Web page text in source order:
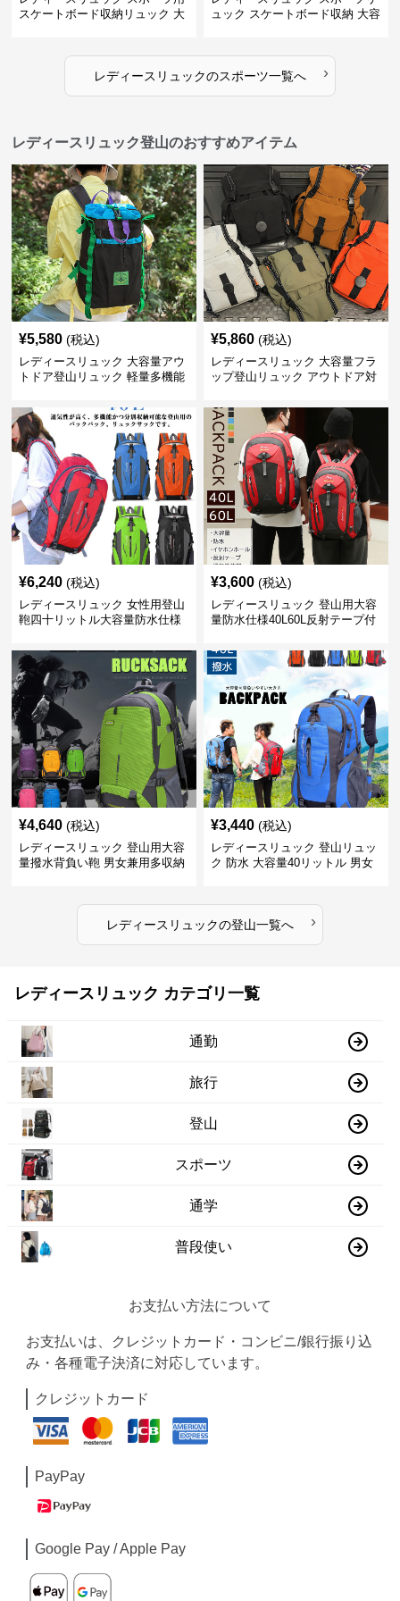
スケートボード収納リュック 大
ュック スケートボード収納 大容
レディースリュックのスポーツ一覧へ ›
レディースリュック登山のおすすめアイテム
¥5,580 (税込)
レディースリュック 大容量アウ
トドア登山リュック 軽量多機能
¥5,860 (税込)
レディースリュック 大容量フラ
ップ登山リュック アウトドア対
¥6,240 (税込)
レディースリュック 女性用登山
鞄四十リットル大容量防水仕様
¥3,600 (税込)
レディースリュック 登山用大容
量防水仕様40L60L反射テープ付
¥4,640 (税込)
レディースリュック 登山用大容
量撥水背負い鞄 男女兼用多収納
¥3,440 (税込)
レディースリュック 登山リュッ
ク 防水 大容量40リットル 男女
レディースリュックの登山一覧へ ›
レディースリュック カテゴリ一覧
通勤
旅行
登山
スポーツ
通学
普段使い
お支払い方法について
お支払いは、クレジットカード・コンビニ/銀行振り込
み・各種電子決済に対応しています。
クレジットカード
PayPay
Google Pay / Apple Pay